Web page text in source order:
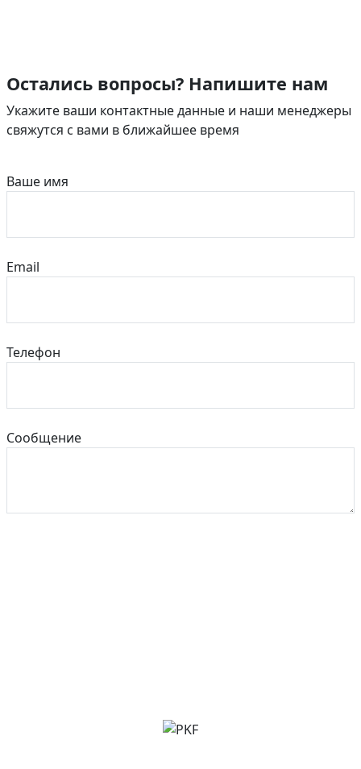
Остались вопросы? Напишите нам
Укажите ваши контактные данные и наши менеджеры
свяжутся с вами в ближайшее время
Ваше имя
Email
Телефон
Сообщение